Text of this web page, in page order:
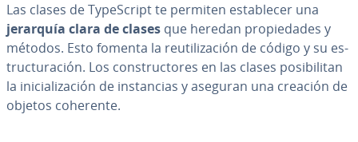
Las clases de Ty­pe­S­cri­pt te permiten es­ta­ble­cer una
jerarquía clara de clases que heredan pro­pie­da­des y
métodos. Esto fomenta la re­uti­li­za­ción de código y su es­
tru­c­tu­ra­ción. Los co­n­s­tru­c­to­res en las clases po­si­bi­li­tan
la ini­cia­li­za­ción de in­s­ta­n­cias y aseguran una creación de
objetos coherente.